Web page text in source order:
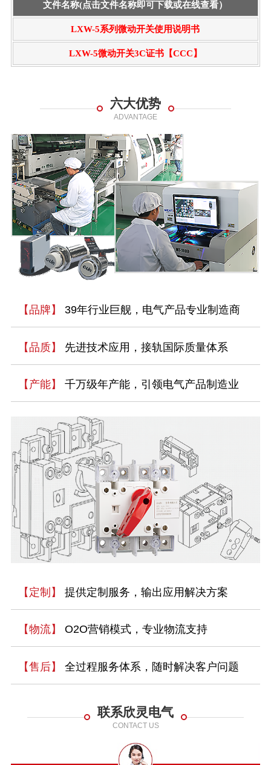
文件名称(点击文件名称即可下载或在线查看）
LXW-5系列微动开关使用说明书
LXW-5微动开关3C证书【CCC】
六大优势
ADVANTAGE
【品牌】 39年行业巨舰，电气产品专业制造商
【品质】 先进技术应用，接轨国际质量体系
【产能】 千万级年产能，引领电气产品制造业
【定制】 提供定制服务，输出应用解决方案
【物流】 O2O营销模式，专业物流支持
【售后】 全过程服务体系，随时解决客户问题
联系欣灵电气
CONTACT US